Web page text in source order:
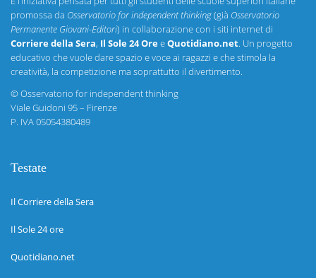
promossa da Osservatorio for independent thinking(già Osservatorio
Permanente Giovani-Editori) in collaborazione con i siti internet di
Corriere della Sera, Il Sole 24 OreeQuotidiano.net. Un progetto
educativo che vuole dare spazio e voce ai ragazzi e che stimola la
creatività, la competizione ma soprattutto il divertimento.
©Osservatorio for independent thinking
Viale Guidoni 95 – Firenze
P. IVA 05054380489
Testate
Il Corriere della Sera
Il Sole 24 ore
Quotidiano.net